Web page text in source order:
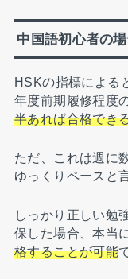
中国語初心者の
HSKの指標による
年度前期履修程度
半あれば合格でき
ただ、これは週に
ゆっくりペースと
しっかり正しい勉
保した場合、本当
格することが可能